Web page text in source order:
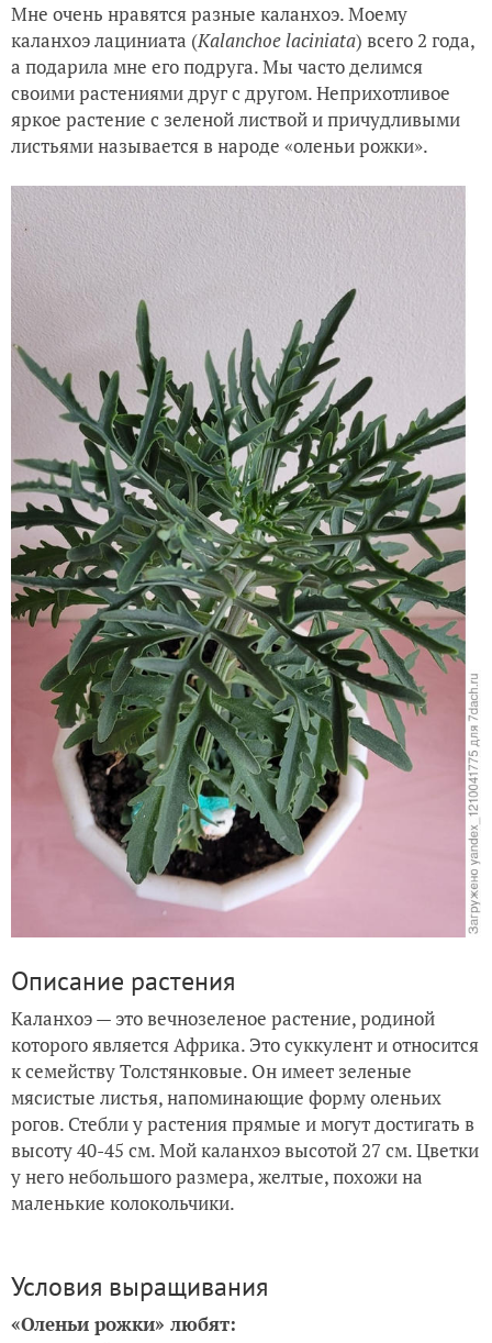
Мне очень нравятся разные каланхоэ. Моему
каланхоэ лациниата (Kalanchoe laciniata) всего 2 года,
а подарила мне его подруга. Мы часто делимся
своими растениями друг с другом. Неприхотливое
яркое растение с зеленой листвой и причудливыми
листьями называется в народе «оленьи рожки».
Описание растения
Каланхоэ — это вечнозеленое растение, родиной
которого является Африка. Это суккулент и относится
к семейству Толстянковые. Он имеет зеленые
мясистые листья, напоминающие форму оленьих
рогов. Стебли у растения прямые и могут достигать в
высоту 40-45 см. Мой каланхоэ высотой 27 см. Цветки
у него небольшого размера, желтые, похожи на
маленькие колокольчики.
Условия выращивания
«Оленьи рожки» любят: